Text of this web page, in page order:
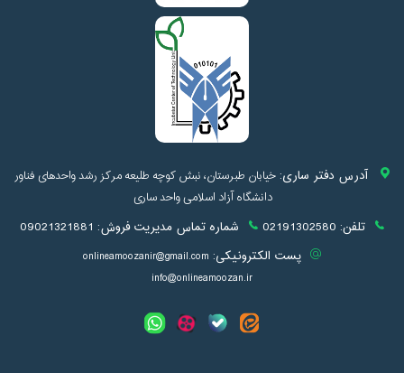
آدرس دفتر ساری:خیابان طبرستان، نبش کوچه طلیعه مرکز رشد واحدهای فناور
دانشگاه آزاد اسلامی واحد ساری
تلفن: 02191302580 شماره تماس مدیریت فروش: 09021321881
پست الکترونیکی: onlineamoozanir@gmail.com
info@onlineamoozan.ir